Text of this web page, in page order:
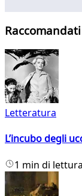
Letteratura
L’incubo degli
1 min di lettura